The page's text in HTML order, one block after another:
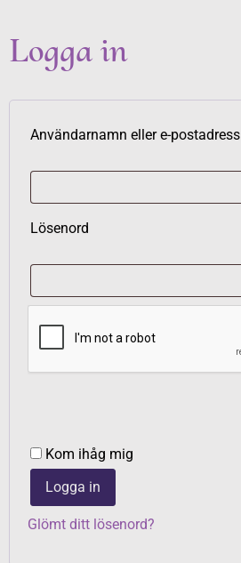
Logga in
Användarnamn eller e-postadress
Lösenord
Kom ihåg mig
Logga in
Glömt ditt lösenord?